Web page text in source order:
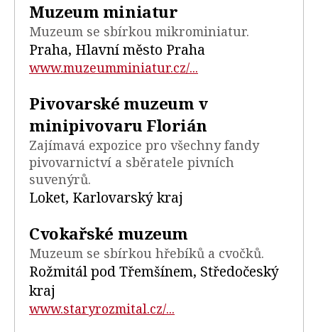
Muzeum miniatur
Muzeum se sbírkou mikrominiatur.
Praha, Hlavní město Praha
www.muzeumminiatur.cz/...
Pivovarské muzeum v
minipivovaru Florián
Zajímavá expozice pro všechny fandy
pivovarnictví a sběratele pivních
suvenýrů.
Loket, Karlovarský kraj
Cvokařské muzeum
Muzeum se sbírkou hřebíků a cvočků.
Rožmitál pod Třemšínem, Středočeský
kraj
www.staryrozmital.cz/...